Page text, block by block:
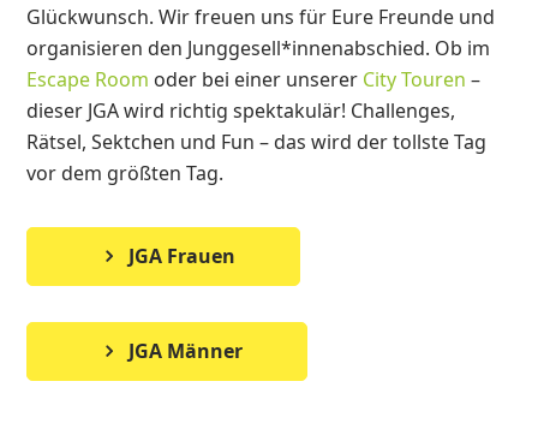
Glückwunsch. Wir freuen uns für Eure Freunde und
organisieren den Junggesell*innenabschied. Ob im
Escape Room oder bei einer unserer City Touren –
dieser JGA wird richtig spektakulär! Challenges,
Rätsel, Sektchen und Fun – das wird der tollste Tag
vor dem größten Tag.
JGA Frauen
JGA Männer